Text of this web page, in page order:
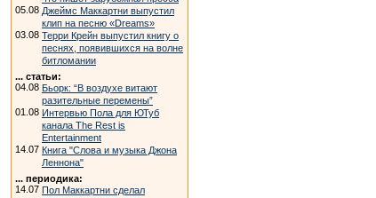
05.08 Джеймс Маккартни выпустил
клип на песню «Dreams»
03.08 Терри Крейн выпустил книгу о
песнях, появившихся на волне
битломании
... статьи:
04.08 Бьорк: “В воздухе витают
разительные перемены”
01.08 Интервью Пола для ЮТуб
канала The Rest is
Entertainment
14.07 Книга "Слова и музыка Джона
Леннона"
... периодика:
14.07 Пол Маккартни сделал